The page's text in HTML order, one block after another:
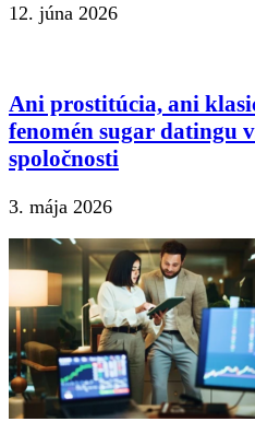
12. júna 2026
Ani prostitúcia, ani
fenomén sugar datingu
spoločnosti
3. mája 2026